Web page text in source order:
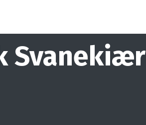
Svanekiær